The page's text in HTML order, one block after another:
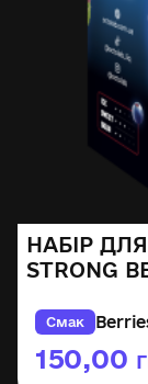
НАБІР
STRONG
Смак
150,00